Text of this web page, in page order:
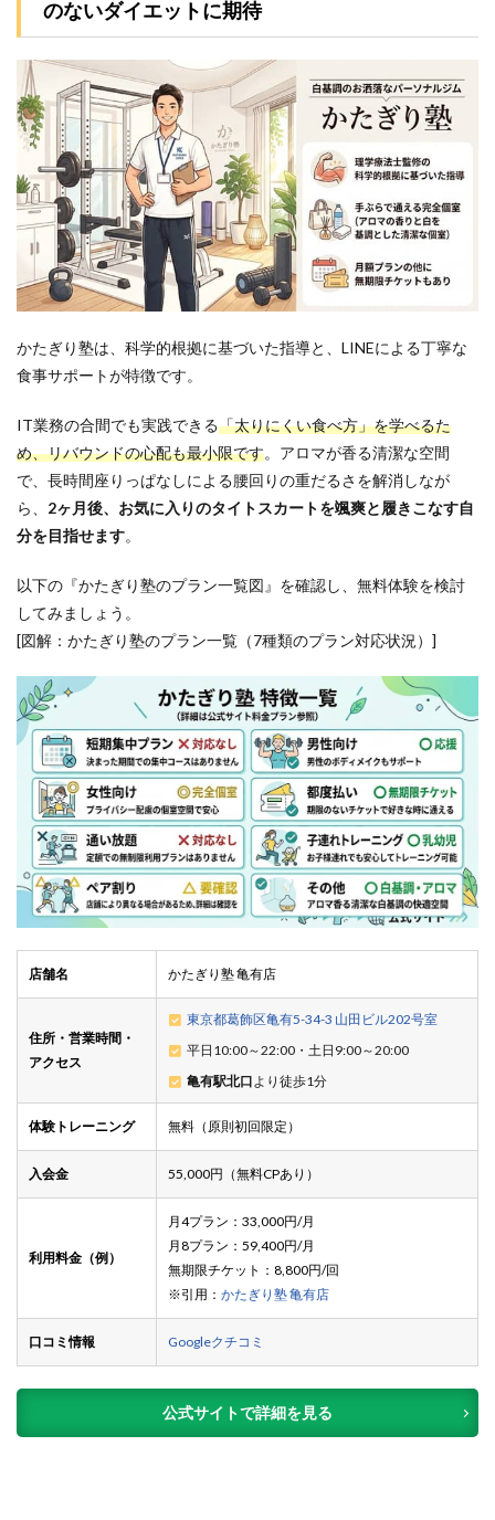
のないダイエットに期待
かたぎり塾は、科学的根拠に基づいた指導と、LINEによる丁寧な
食事サポートが特徴です。
IT業務の合間でも実践できる「太りにくい食べ方」を学べるた
め、リバウンドの心配も最小限です。アロマが香る清潔な空間
で、長時間座りっぱなしによる腰回りの重だるさを解消しなが
ら、 2ヶ月後、 お気に入りのタイトスカートを颯爽と履きこなす自
分を目指せます。
以下の『かたぎり塾のプラン一覧図』を確認し、無料体験を検討
してみましょう。
[図解：かたぎり塾のプラン一覧（7種類のプラン対応状況）]
店舗名 かたぎり塾 亀有店
住所・営業時間・
アクセス
東京都葛飾区亀有5-34-3 山田ビル202号室
平日10:00～22:00・土日9:00～20:00
亀有駅北口より徒歩1分
体験トレーニング 無料（原則初回限定）
入会金 55,000円（無料CPあり）
利用料金（例）
月4プラン：33,000円/月
月8プラン：59,400円/月
無期限チケット：8,800円/回
※引用： かたぎり塾 亀有店
口コミ情報 Googleクチコミ
公式サイトで詳細を見る